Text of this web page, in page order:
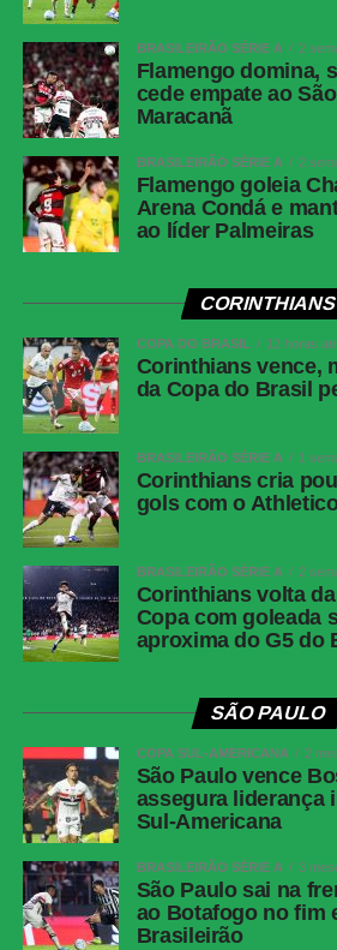
vermelhos
Árbitro
Paulo Cesar Zanovelli
Assistentes
Thiaggo Americano
VAR
Paulo Renato Moreira
Corinthians
Hugo Souza; Pedro
(Breno Bidon), André
Zakaria Labyad (Kaio
Alberto (Rodrigo Garro))
Fernando Diniz.
Athletico-
PR
(Léo Derik); Leozinho
e Mendoza (João
Hellmann.
Palmeiras inicia preparação
contra o Fortaleza; Gómez
Paulinho vira preocupação
WhatsApp
Facebook
Twitter
Messenger
BRASILEIRÃO SÉRIE A 2
Flamengo domina,
cede empate ao
Maracanã
BRASILEIRÃO SÉRIE A 2
Flamengo goleia
Arena Condá e
ao líder Palmeiras
CORINTHIANS
COPA DO BRASIL 12 horas
Corinthians vence,
da Copa do Brasil
BRASILEIRÃO SÉRIE A 1
Corinthians cria
gols com o
BRASILEIRÃO SÉRIE A 2
Corinthians volta
Copa com goleada
aproxima do G5 do
SÃO PAULO
COPA SUL-AMERICANA 2
São Paulo vence
assegura liderança
Sul-Americana
BRASILEIRÃO SÉRIE A 3
São Paulo sai na
ao Botafogo no fim
Brasileirão